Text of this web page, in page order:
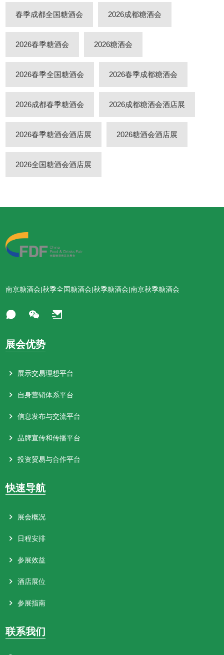
春季成都全国糖酒会 2026成都糖酒会
2026春季糖酒会 2026糖酒会
2026春季全国糖酒会 2026春季成都糖酒会
2026成都春季糖酒会 2026成都糖酒会酒店展
2026春季糖酒会酒店展 2026糖酒会酒店展
2026全国糖酒会酒店展
南京糖酒会|秋季全国糖酒会|秋季糖酒会|南京秋季糖酒会
展会优势
展示交易理想平台
自身营销体系平台
信息发布与交流平台
品牌宣传和传播平台
投资贸易与合作平台
快速导航
展会概况
日程安排
参展效益
酒店展位
参展指南
联系我们